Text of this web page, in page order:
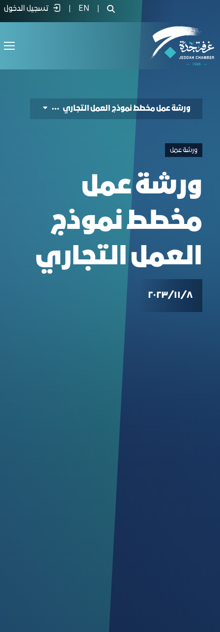
ورشة عمل مخطط نموذج العمل التجاري -
EN تسجيل الدخول
ورشة عمل مخطط نموذج العمل التجاري
ورشة عمل
ورشة عمل
مخطط نموذج
العمل التجاري
٨‏/١١‏/٢٠٢٣